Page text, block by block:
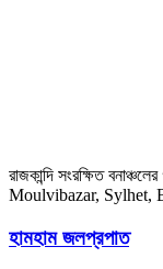
রাজকান্দি সংরক্ষিত
Moulvibazar, Sylhet,
হামহাম জলপ্রপাত